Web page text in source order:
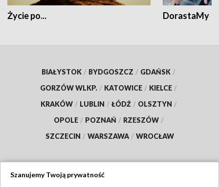
Życie po... DorastaMy
BIAŁYSTOK / BYDGOSZCZ / GDAŃSK /
GORZÓW WLKP. / KATOWICE / KIELCE /
KRAKÓW / LUBLIN / ŁÓDŹ / OLSZTYN /
OPOLE / POZNAŃ / RZESZÓW /
SZCZECIN / WARSZAWA / WROCŁAW
Szanujemy Twoją prywatność